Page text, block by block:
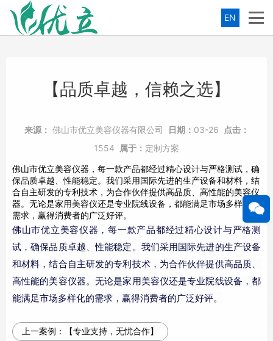
EN
【品质卓越，信赖之选】
来源： 佛山市优立美容仪器有限公司 日期： 03-26
点击：
1554
属于： 定制方案
佛山市优立美容仪器，每一款产品都经过精心设计与严格测试，确
保品质卓越、性能稳定。我们采用国际先进的生产设备和材料，结
合自主研发的专利技术，为合作伙伴提供高品质、高性能的美容仪
器。无论是家用美容仪还是专业院线设备，都能满足市场多样化的
需求，赢得消费者的广泛好评。
佛山市优立美容仪器，每一款产品都经过精心设计与严格测
试，确保品质卓越、性能稳定。我们采用国际先进的生产设备
和材料，结合自主研发的专利技术，为合作伙伴提供高品质、
高性能的美容仪器。无论是家用美容仪还是专业院线设备，都
能满足市场多样化的需求，赢得消费者的广泛好评。
上一案例： 【专业支持，无忧合作】